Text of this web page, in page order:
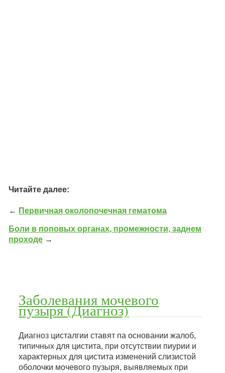
Читайте далее:
← Первичная околопочечная гематома
Боли в поповых органах, промежности, заднем
проходе →
Заболевания мочевого
пузыря (Диагноз)
Диагноз цисталгии ставят па основании жалоб,
типичных для цистита, при отсутствии пиурии и
характерных для цистита изменений слизистой
оболочки мочевого пузыря, выявляемых при